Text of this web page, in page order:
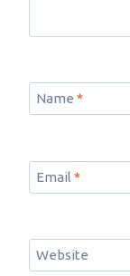
Name *
Email *
Website